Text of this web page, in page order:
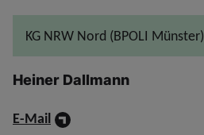
KG NRW Nord (BPOLI Münster)
Heiner Dallmann
E-Mail